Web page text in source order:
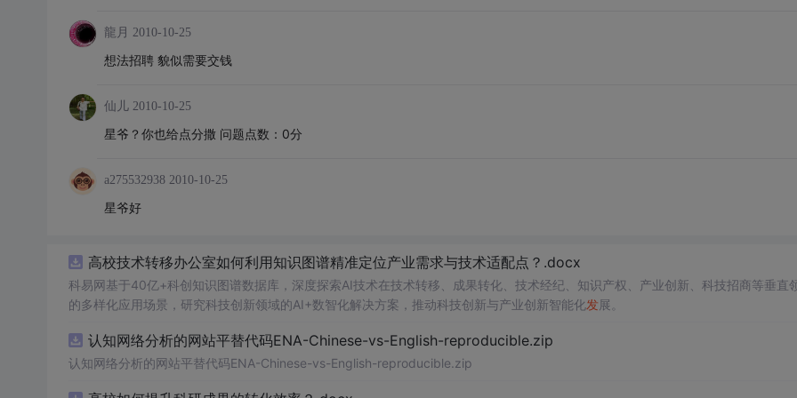
龍月 2010-10-25
想法招聘 貌似需要交钱
仙儿 2010-10-25
星爷？你也给点分撒 问题点数：0分
a275532938 2010-10-25
星爷好
高校技术转移办公室如何利用知识图谱精准定位产业需求与技术适配点？.docx
科易网基于40亿+科创知识图谱数据库，深度探索AI技术在技术转移、成果转化、技术经纪、知识产权、产业创新、科技招商等垂直
的多样化应用场景，研究科技创新领域的AI+数智化解决方案，推动科技创新与产业创新智能化发展。
认知网络分析的网站平替代码ENA-Chinese-vs-English-reproducible.zip
认知网络分析的网站平替代码ENA-Chinese-vs-English-reproducible.zip